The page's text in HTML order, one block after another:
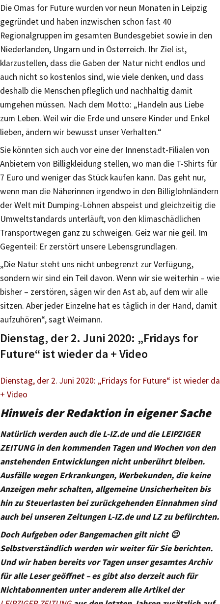
Die Omas for Future wurden vor neun Monaten in Leipzig
gegründet und haben inzwischen schon fast 40
Regionalgruppen im gesamten Bundesgebiet sowie in den
Niederlanden, Ungarn und in Österreich. Ihr Ziel ist,
klarzustellen, dass die Gaben der Natur nicht endlos und
auch nicht so kostenlos sind, wie viele denken, und dass
deshalb die Menschen pfleglich und nachhaltig damit
umgehen müssen. Nach dem Motto: „Handeln aus Liebe
zum Leben. Weil wir die Erde und unsere Kinder und Enkel
lieben, ändern wir bewusst unser Verhalten.“
Sie könnten sich auch vor eine der Innenstadt-Filialen von
Anbietern von Billigkleidung stellen, wo man die T-Shirts für
7 Euro und weniger das Stück kaufen kann. Das geht nur,
wenn man die Näherinnen irgendwo in den Billiglohnländern
der Welt mit Dumping-Löhnen abspeist und gleichzeitig die
Umweltstandards unterläuft, von den klimaschädlichen
Transportwegen ganz zu schweigen. Geiz war nie geil. Im
Gegenteil: Er zerstört unsere Lebensgrundlagen.
„Die Natur steht uns nicht unbegrenzt zur Verfügung,
sondern wir sind ein Teil davon. Wenn wir sie weiterhin – wie
bisher – zerstören, sägen wir den Ast ab, auf dem wir alle
sitzen. Aber jeder Einzelne hat es täglich in der Hand, damit
aufzuhören“, sagt Weimann.
Dienstag, der 2. Juni 2020: „Fridays for
Future“ ist wieder da + Video
Dienstag, der 2. Juni 2020: „Fridays for Future“ ist wieder da
+ Video
Hinweis der Redaktion in eigener Sache
Natürlich werden auch die L-IZ.de und die LEIPZIGER
ZEITUNG in den kommenden Tagen und Wochen von den
anstehenden Entwicklungen nicht unberührt bleiben.
Ausfälle wegen Erkrankungen, Werbekunden, die keine
Anzeigen mehr schalten, allgemeine Unsicherheiten bis
hin zu Steuerlasten bei zurückgehenden Einnahmen sind
auch bei unseren Zeitungen L-IZ.de und LZ zu befürchten.
Doch Aufgeben oder Bangemachen gilt nicht 😉
Selbstverständlich werden wir weiter für Sie berichten.
Und wir haben bereits vor Tagen unser gesamtes Archiv
für alle Leser geöffnet – es gibt also derzeit auch für
Nichtabonnenten unter anderem alle Artikel der